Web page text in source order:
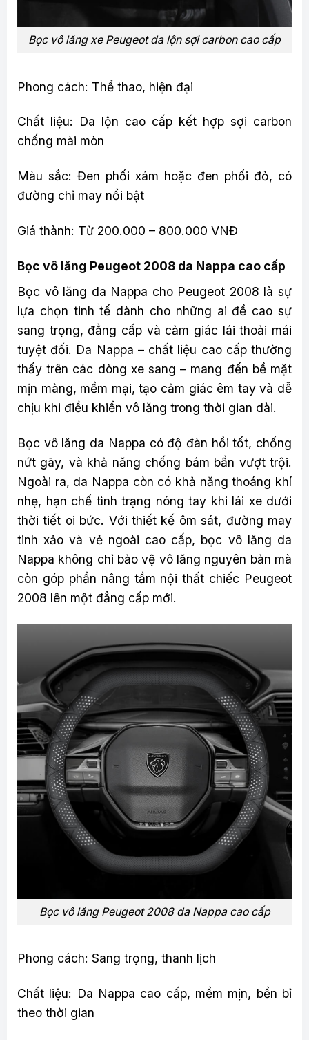
Bọc vô lăng xe Peugeot da lộn sợi carbon cao cấp
Phong cách: Thể thao, hiện đại
Chất liệu: Da lộn cao cấp kết hợp sợi carbon
chống mài mòn
Màu sắc: Đen phối xám hoặc đen phối đỏ, có
đường chỉ may nổi bật
Giá thành: Từ 200.000 – 800.000 VNĐ
Bọc vô lăng Peugeot 2008 da Nappa cao cấp
Bọc vô lăng da Nappa cho Peugeot 2008 là sự
lựa chọn tinh tế dành cho những ai đề cao sự
sang trọng, đẳng cấp và cảm giác lái thoải mái
tuyệt đối. Da Nappa – chất liệu cao cấp thường
thấy trên các dòng xe sang – mang đến bề mặt
mịn màng, mềm mại, tạo cảm giác êm tay và dễ
chịu khi điều khiển vô lăng trong thời gian dài.
Bọc vô lăng da Nappa có độ đàn hồi tốt, chống
nứt gãy, và khả năng chống bám bẩn vượt trội.
Ngoài ra, da Nappa còn có khả năng thoáng khí
nhẹ, hạn chế tình trạng nóng tay khi lái xe dưới
thời tiết oi bức. Với thiết kế ôm sát, đường may
tinh xảo và vẻ ngoài cao cấp, bọc vô lăng da
Nappa không chỉ bảo vệ vô lăng nguyên bản mà
còn góp phần nâng tầm nội thất chiếc Peugeot
2008 lên một đẳng cấp mới.
Bọc vô lăng Peugeot 2008 da Nappa cao cấp
Phong cách: Sang trọng, thanh lịch
Chất liệu: Da Nappa cao cấp, mềm mịn, bền bỉ
theo thời gian